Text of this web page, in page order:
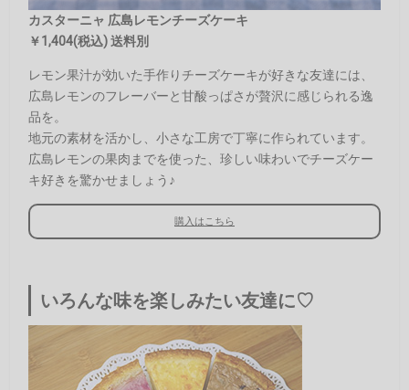
カスターニャ 広島レモンチーズケーキ
￥1,404(税込) 送料別
レモン果汁が効いた手作りチーズケーキが好きな友達には、
広島レモンのフレーバーと甘酸っぱさが贅沢に感じられる逸
品を。
地元の素材を活かし、小さな工房で丁寧に作られています。
広島レモンの果肉までを使った、珍しい味わいでチーズケー
キ好きを驚かせましょう♪
購入はこちら
いろんな味を楽しみたい友達に♡